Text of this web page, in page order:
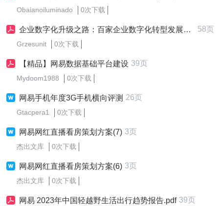
Obaianoiluminado 0次下载
企业数字化升级之路：百家企业数字化转型发展分析报告-网易 58页
Grzesunit 0次下载
【精品】网易数据基础平台建设 39页
Mydoom1988 0次下载
网易手机年度3G手机横向评测 26页
Gtacpera1 0次下载
网易网红直播看房策划方案(7) 3页
杰出文库 0次下载
网易网红直播看房策划方案(6) 3页
杰出文库 0次下载
网易 2023年中国轻越野生活出行趋势报告.pdf 39页